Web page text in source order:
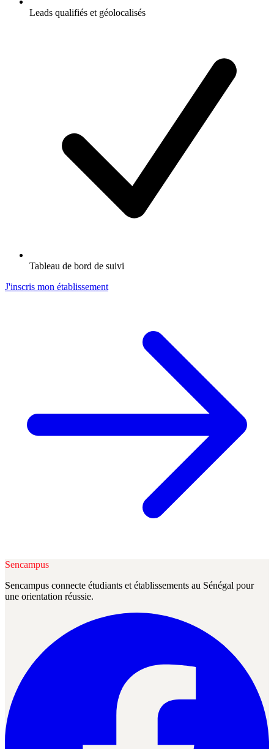
Leads qualifiés et géolocalisés
Tableau de bord de suivi
J'inscris mon établissement
Sencampus
Sencampus connecte étudiants et établissements au Sénégal pour
une orientation réussie.